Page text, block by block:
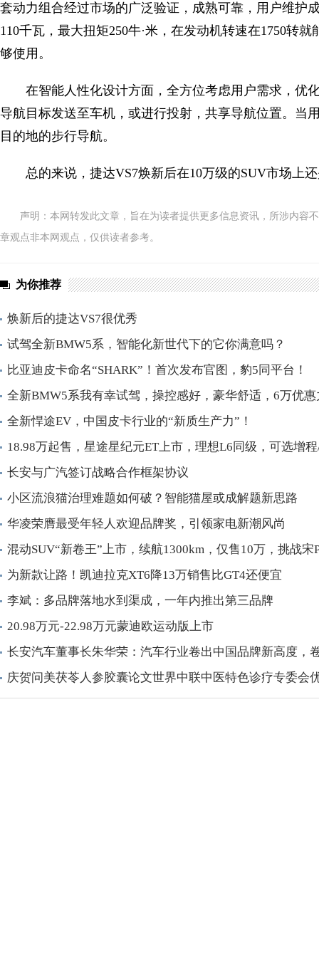
套动力组合经过市场的广泛验证，成熟可靠，用户维护
110千瓦，最大扭矩250牛·米，在发动机转速在1750转
够使用。
在智能人性化设计方面，全方位考虑用户需求，优
导航目标发送至车机，或进行投射，共享导航位置。当
目的地的步行导航。
总的来说，捷达VS7焕新后在10万级的SUV市场上
声明：本网转发此文章，旨在为读者提供更多信息资讯，所涉内容
章观点非本网观点，仅供读者参考。
为你推荐
焕新后的捷达VS7很优秀
试驾全新BMW5系，智能化新世代下的它你满意吗？
比亚迪皮卡命名“SHARK”！首次发布官图，豹5同平台！
全新BMW5系我有幸试驾，操控感好，豪华舒适，6万优惠
全新悍途EV，中国皮卡行业的“新质生产力”！
18.98万起售，星途星纪元ET上市，理想L6同级，可选增
长安与广汽签订战略合作框架协议
小区流浪猫治理难题如何破？智能猫屋或成解题新思路
华凌荣膺最受年轻人欢迎品牌奖，引领家电新潮风尚
混动SUV“新卷王”上市，续航1300km，仅售10万，挑战宋
为新款让路！凯迪拉克XT6降13万销售比GT4还便宜
李斌：多品牌落地水到渠成，一年内推出第三品牌
20.98万元-22.98万元蒙迪欧运动版上市
长安汽车董事长朱华荣：汽车行业卷出中国品牌新高度，
庆贺问美茯苓人参胶囊论文世界中联中医特色诊疗专委会